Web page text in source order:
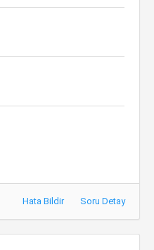
Hata Bildir Soru Detay